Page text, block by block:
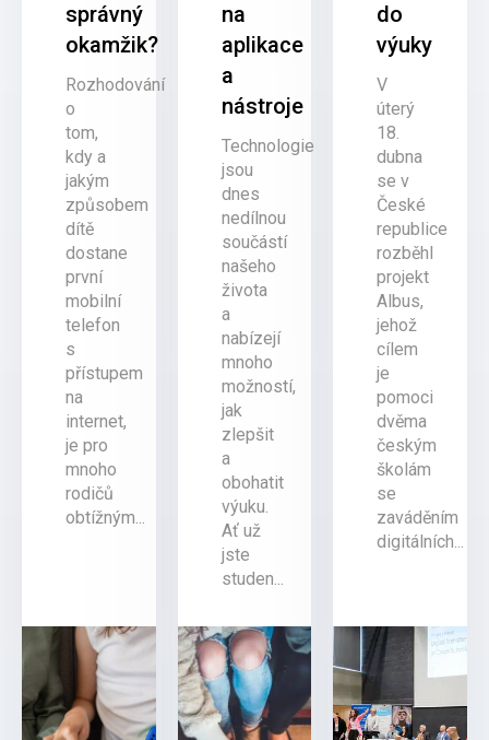
správný
okamžik?
Rozhodování
o
tom,
kdy a
jakým
způsobem
dítě
dostane
první
mobilní
telefon
s
přístupem
na
internet,
je pro
mnoho
rodičů
obtížným...
na
aplikace
a
nástroje
Technologie
jsou
dnes
nedílnou
součástí
našeho
života
a
nabízejí
mnoho
možností,
jak
zlepšit
a
obohatit
výuku.
Ať už
jste
studen...
do
výuky
V
úterý
18.
dubna
se v
České
republice
rozběhl
projekt
Albus,
jehož
cílem
je
pomoci
dvěma
českým
školám
se
zaváděním
digitálních...